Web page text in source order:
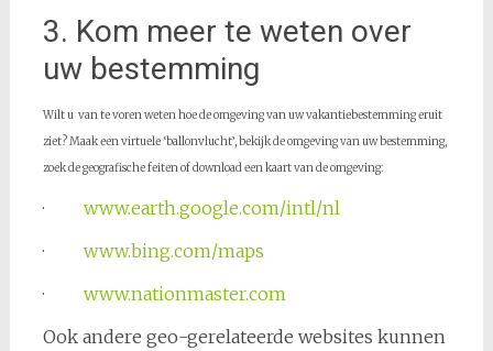
3. Kom meer te weten over
uw bestemming
Wilt u van te voren weten hoe de omgeving van uw vakantiebestemming eruit
ziet? Maak een virtuele ‘ballonvlucht’, bekijk de omgeving van uw bestemming,
zoek de geografische feiten of download een kaart van de omgeving:
· www.earth.google.com/intl/nl
· www.bing.com/maps
· www.nationmaster.com
Ook andere geo-gerelateerde websites kunnen